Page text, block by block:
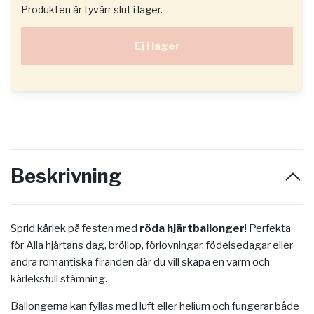
Produkten är tyvärr slut i lager.
Ej i lager
Beskrivning
Sprid kärlek på festen med röda hjärtballonger! Perfekta
för Alla hjärtans dag, bröllop, förlovningar, födelsedagar eller
andra romantiska firanden där du vill skapa en varm och
kärleksfull stämning.
Ballongerna kan fyllas med luft eller helium och fungerar både